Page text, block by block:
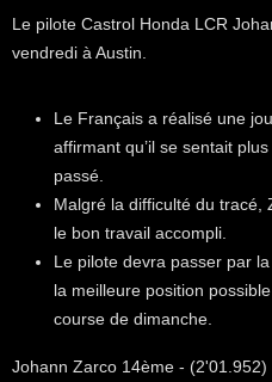
Le pilote Castrol Honda LCR
vendredi à Austin.
Le Français a réalisé une
affirmant qu’il se sentait
passé.
Malgré la difficulté du tracé,
le bon travail accompli.
Le pilote devra passer par
la meilleure position
course de dimanche.
Johann Zarco 14ème - (2'01.952)